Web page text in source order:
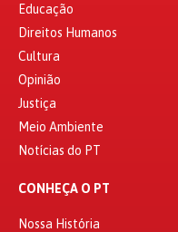
Educação
Direitos Humanos
Cultura
Opinião
Justiça
Meio Ambiente
Notícias do PT
CONHEÇA O PT
Nossa História